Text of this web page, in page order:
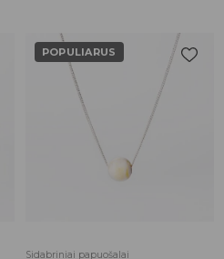
POPULIARUS
Pridėti į
patikusios
Sidabriniai papuošalai